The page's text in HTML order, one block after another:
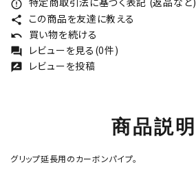
error_outline
share この商品を友達に教える
undo 買い物を続ける
forum レビューを見る(0件)
rate_review レビューを投稿
商品説明
グリップ延長用のカーボンパイプ。